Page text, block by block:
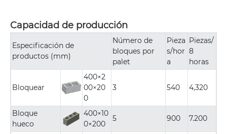
Capacidad de producción
Especificación de
productos (mm)
Número de
bloques por
palet
Pieza
s/hor
a
Piezas/
8
horas
Bloquear
400×2
00×20
0
3 540 4,320
Bloque
hueco
400×10
0×200
5 900 7.200